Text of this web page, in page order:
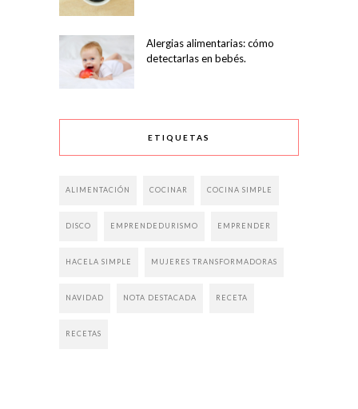
Alergias alimentarias: cómo
detectarlas en bebés.
ETIQUETAS
ALIMENTACIÓN COCINAR COCINA SIMPLE
DISCO EMPRENDEDURISMO EMPRENDER
HACELA SIMPLE MUJERES TRANSFORMADORAS
NAVIDAD NOTA DESTACADA RECETA
RECETAS